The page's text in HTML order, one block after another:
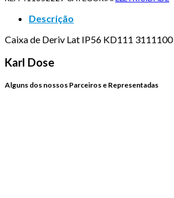
Descrição
Caixa de Deriv Lat IP56 KD111
Karl Dose
Alguns dos nossos Parceiros e Representadas